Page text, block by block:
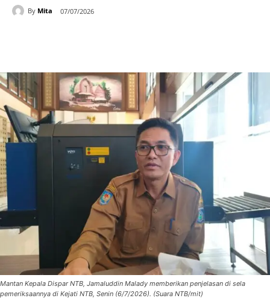
By Mita 07/07/2026
Mantan Kepala Dispar NTB, Jamaluddin Malady memberikan penjelasan di sela
pemeriksaannya di Kejati NTB, Senin (6/7/2026). (Suara NTB/mit)